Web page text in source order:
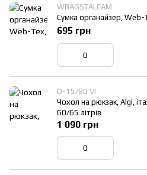
WBAGSTALCAM
Сумка органайзер, Web-
695 грн
D-15/80 VI
Чохол на рюкзак, Algi,
60/65 літрів
1 090 грн